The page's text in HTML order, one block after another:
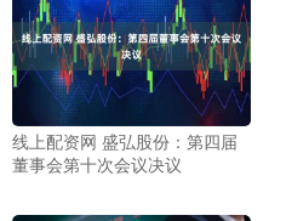
线上配资网 盛弘股份：第四届
董事会第十次会议决议